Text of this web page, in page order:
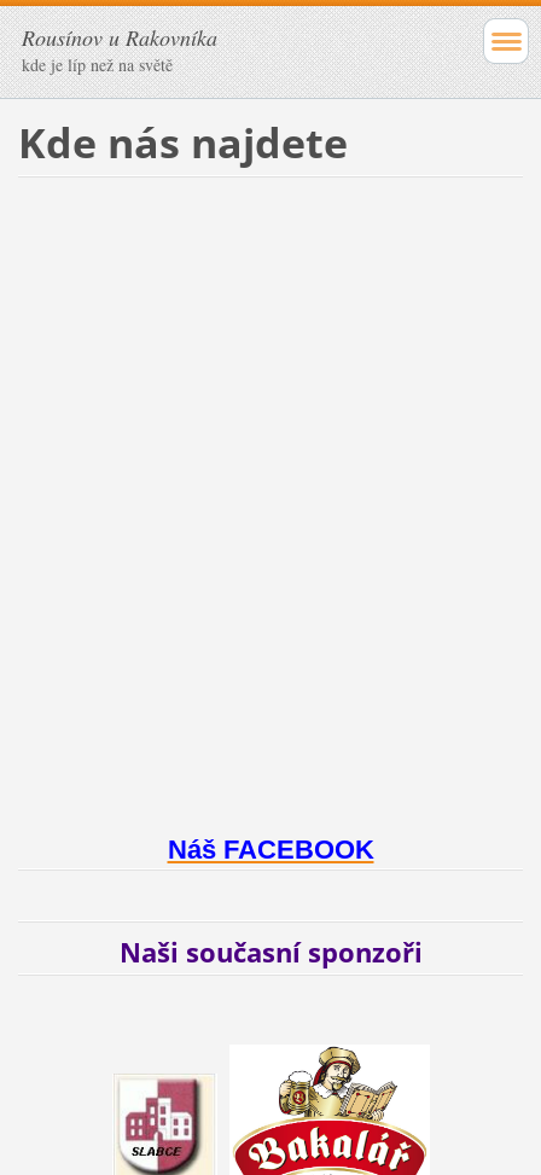
Rousínov u Rakovníka
kde je líp než na světě
Kde nás najdete
Náš FACEBOOK
Naši současní sponzoři